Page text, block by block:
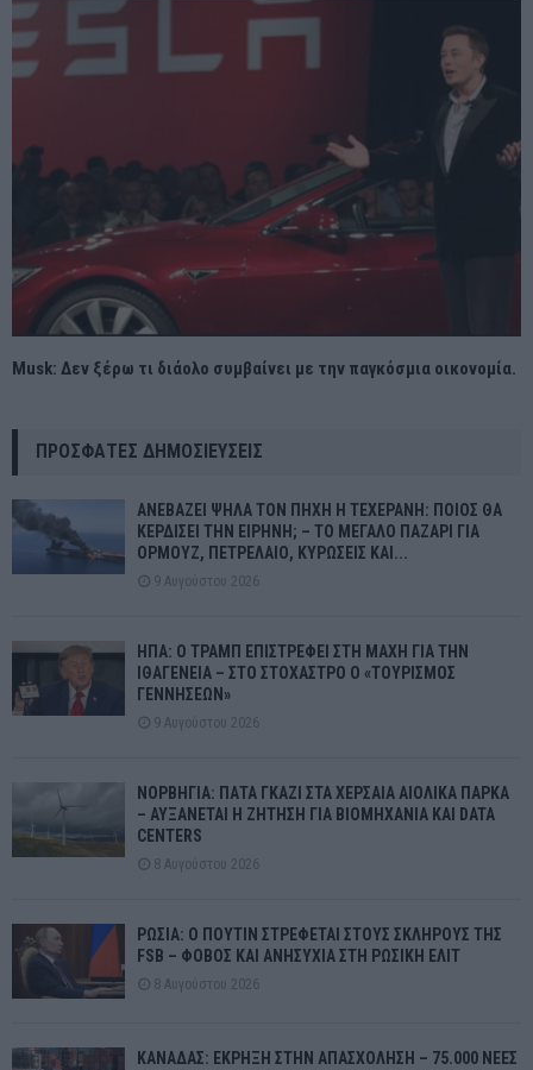
Musk: Δεν ξέρω τι διάολο συμβαίνει με την παγκόσμια οικονομία.
ΠΡΌΣΦΑΤΕΣ ΔΗΜΟΣΙΕΎΣΕΙΣ
ΑΝΕΒΑΖΕΙ ΨΗΛΑ ΤΟΝ ΠΗΧΗ Η ΤΕΧΕΡΑΝΗ: ΠΟΙΟΣ ΘΑ
ΚΕΡΔΙΣΕΙ ΤΗΝ ΕΙΡΗΝΗ; – ΤΟ ΜΕΓΑΛΟ ΠΑΖΑΡΙ ΓΙΑ
ΟΡΜΟΥΖ, ΠΕΤΡΕΛΑΙΟ, ΚΥΡΩΣΕΙΣ ΚΑΙ...
9 Αυγούστου 2026
ΗΠΑ: Ο ΤΡΑΜΠ ΕΠΙΣΤΡΕΦΕΙ ΣΤΗ ΜΑΧΗ ΓΙΑ ΤΗΝ
ΙΘΑΓΕΝΕΙΑ – ΣΤΟ ΣΤΟΧΑΣΤΡΟ Ο «ΤΟΥΡΙΣΜΟΣ
ΓΕΝΝΗΣΕΩΝ»
9 Αυγούστου 2026
ΝΟΡΒΗΓΙΑ: ΠΑΤΑ ΓΚΑΖΙ ΣΤΑ ΧΕΡΣΑΙΑ ΑΙΟΛΙΚΑ ΠΑΡΚΑ
– ΑΥΞΑΝΕΤΑΙ Η ΖΗΤΗΣΗ ΓΙΑ ΒΙΟΜΗΧΑΝΙΑ ΚΑΙ DATA
CENTERS
8 Αυγούστου 2026
ΡΩΣΙΑ: Ο ΠΟΥΤΙΝ ΣΤΡΕΦΕΤΑΙ ΣΤΟΥΣ ΣΚΛΗΡΟΥΣ ΤΗΣ
FSB – ΦΟΒΟΣ ΚΑΙ ΑΝΗΣΥΧΙΑ ΣΤΗ ΡΩΣΙΚΗ ΕΛΙΤ
8 Αυγούστου 2026
ΚΑΝΑΔΑΣ: ΕΚΡΗΞΗ ΣΤΗΝ ΑΠΑΣΧΟΛΗΣΗ – 75.000 ΝΕΕΣ